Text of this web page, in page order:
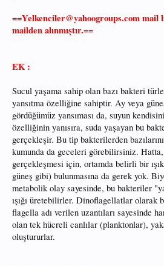
==Yelkenciler@yahoogroups.com mail
mailden alınmıştır.==
EK :
Sucul yaşama sahip olan bazı bakteri
yansıtma özelliğine sahiptir. Ay veya
gördüğümüz yansıması da, suyun
özelliğinin yanısıra, suda yaşayan bu
gerçekleşir. Bu tip bakterilerden
kumunda da geceleri görebilirsiniz. Hatta,
gerçekleşmesi için, ortamda belirli bir
güneş gibi) bulunmasına da gerek yok.
metabolik olay sayesinde, bu bakteriler
ışığı üretebilirler. Dinoflagellatlar olarak
flagella adı verilen uzantıları sayesinde
olan tek hücreli canlılar (planktonlar),
oluştururlar.